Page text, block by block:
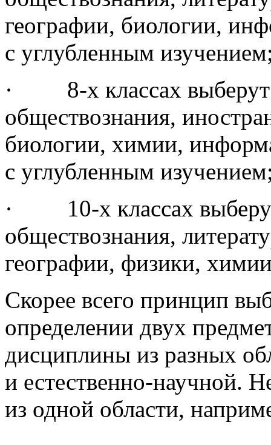
географии, биологии,
с углубленным
· 8-х классах выберут
обществознания,
биологии, химии,
с углубленным
· 10-х классах выберут
обществознания,
географии, физики,
Скорее всего принцип
определении двух
дисциплины из разных
и естественно-научной.
из одной области,